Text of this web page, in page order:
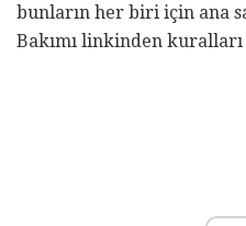
bunların her biri için ana
Bakımı linkinden